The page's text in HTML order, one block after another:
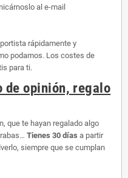
al e-mail
rápidamente y
podamos. Los costes de
para ti.
de opinión, regalo
que te hayan regalado algo
Tienes 30 días a partir
siempre que se cumplan